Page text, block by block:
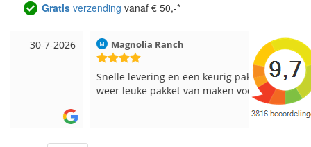
Gratis verzending vanaf € 50,-*
Magnolia Ranch
Snelle levering en een keurig pakket Ga er
weer leuke pakket van maken voor de markt.
Hilde uit
Reeds
de service.